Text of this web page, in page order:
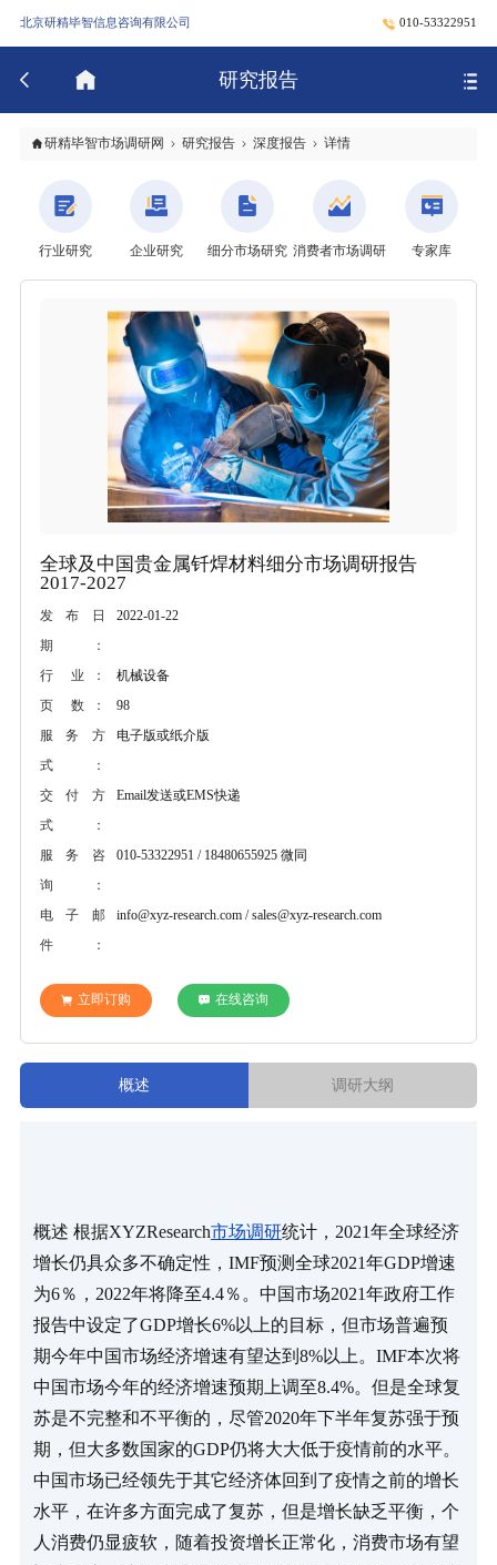
北京研精毕智信息咨询有限公司 010-53322951
研究报告
研精毕智市场调研网 研究报告 深度报告 详情
行业研究 企业研究 细分市场研究 消费者市场调研 专家库
全球及中国贵金属钎焊材料细分市场调研报告
2017-2027
发布日
期：
2022-01-22
行 业：
机械设备
页 数：
98
服务方
式：
电子版或纸介版
交付方
式：
Email发送或EMS快递
服务咨
询：
010-53322951 / 18480655925 微同
电子邮
件：
info@xyz-research.com / sales@xyz-research.com
立即订购 在线咨询
概述 调研大纲
概述 根据XYZResearch市场调研统计，2021年全球经济
增长仍具众多不确定性，IMF预测全球2021年GDP增速
为6％，2022年将降至4.4％。中国市场2021年政府工作
报告中设定了GDP增长6%以上的目标，但市场普遍预
期今年中国市场经济增速有望达到8%以上。IMF本次将
中国市场今年的经济增速预期上调至8.4%。但是全球复
苏是不完整和不平衡的，尽管2020年下半年复苏强于预
期，但大多数国家的GDP仍将大大低于疫情前的水平。
中国市场已经领先于其它经济体回到了疫情之前的增长
水平，在许多方面完成了复苏，但是增长缺乏平衡，个
人消费仍显疲软，随着投资增长正常化，消费市场有望